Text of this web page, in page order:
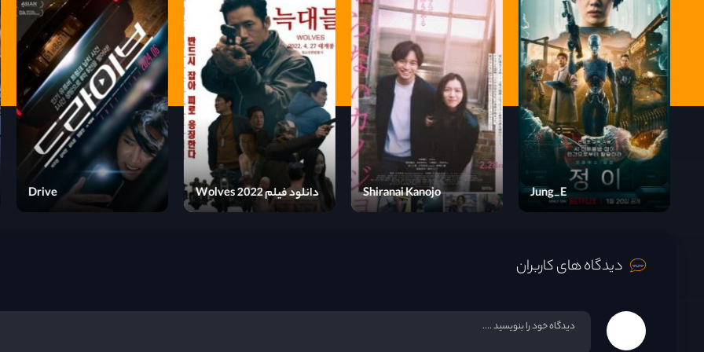
Jung_E
Shiranai Kanojo دانلود فیلم Wolves 2022
دیدگاه های کاربران